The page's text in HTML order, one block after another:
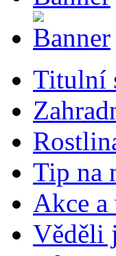
Titulní
Tip na
Akce
Věděli